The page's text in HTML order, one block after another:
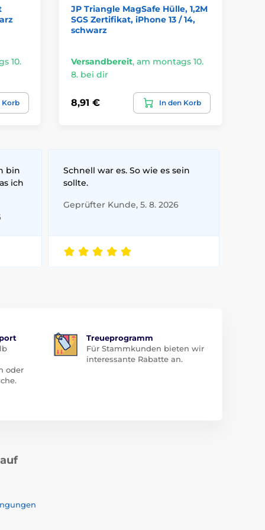
10.
Korb
JP Triangle MagSafe Hülle, 1,2M
SGS Zertifikat, iPhone 13 / 14,
schwarz
Versandbereit, am montags 10.
8. bei dir
8,91 € In den Korb
bin
ich
Schnell war es. So wie es sein
sollte.
Geprüfter Kunde, 5. 8. 2026
oder
Treueprogramm
Für Stammkunden bieten wir
interessante Rabatte an.